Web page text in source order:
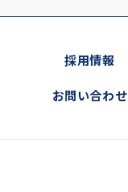
採用情報
お問い合わせ